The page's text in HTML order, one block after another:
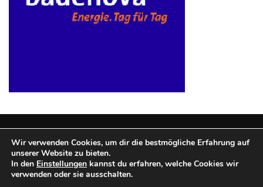
Copyright © 2025 Mobilfunktarife.| Theme: BlockWP by
Candid Themes
Wir verwenden Cookies, um dir die bestmögliche Erfahrung auf
unserer Website zu bieten.
In den Einstellungen kannst du erfahren, welche Cookies wir
verwenden oder sie ausschalten.